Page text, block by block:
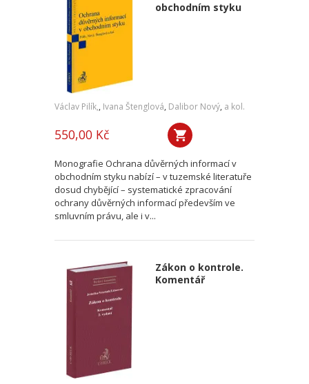
obchodním styku
Václav Pilík,, Ivana Štenglová, Dalibor Nový, a kol.
550,00 Kč
Monografie Ochrana důvěrných informací v
obchodním styku nabízí – v tuzemské literatuře
dosud chybějící – systematické zpracování
ochrany důvěrných informací především ve
smluvním právu, ale i v...
Zákon o kontrole.
Komentář